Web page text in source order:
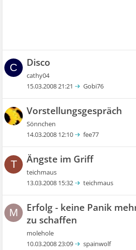
C Disco
cathy04
15.03.2008 21:21 Gobi76
Vorstellungsgespräch
Sönnchen
14.03.2008 12:10 fee77
T Ängste im Griff
teichmaus
13.03.2008 15:32 teichmaus
M
Erfolg - keine Panik
zu schaffen
molehole
10.03.2008 23:09 spainwolf